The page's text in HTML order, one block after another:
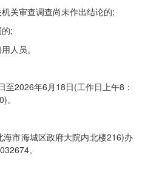
关审查调查尚未作出结论的;
;
人员。
2026年6月18日(工作日上午8：
市海城区政府大院内北楼216)办
。